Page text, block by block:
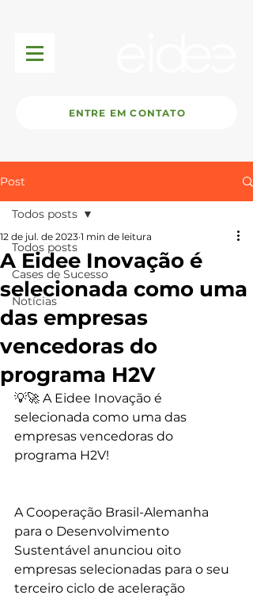
ENTRE EM CONTATO
Post
Todos posts
Cases de Sucesso
Notícias
Todos posts
A Eidee Inovação é
selecionada como uma
das empresas
vencedoras do
programa H2V
12 de jul. de 2023 1 min de leitura
💡🚀 A Eidee Inovação é
selecionada como uma das
empresas vencedoras do
programa H2V!
A Cooperação Brasil-Alemanha
para o Desenvolvimento
Sustentável anunciou oito
empresas selecionadas para o seu
terceiro ciclo de aceleração